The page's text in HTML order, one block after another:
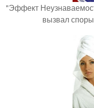
"Эффект
вызвал